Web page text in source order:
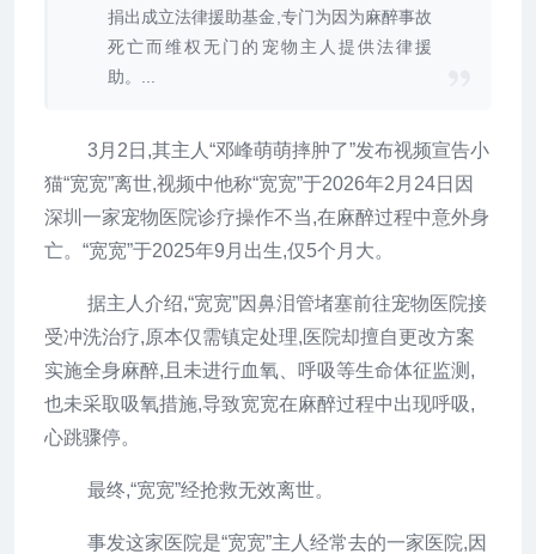
捐出成立法律援助基金,专门为因为麻醉事故
死亡而维权无门的宠物主人提供法律援
助。...
3月2日,其主人“邓峰萌萌摔肿了”发布视频宣告小
猫“宽宽”离世,视频中他称“宽宽”于2026年2月24日因
深圳一家宠物医院诊疗操作不当,在麻醉过程中意外身
亡。“宽宽”于2025年9月出生,仅5个月大。
据主人介绍,“宽宽”因鼻泪管堵塞前往宠物医院接
受冲洗治疗,原本仅需镇定处理,医院却擅自更改方案
实施全身麻醉,且未进行血氧、呼吸等生命体征监测,
也未采取吸氧措施,导致宽宽在麻醉过程中出现呼吸,
心跳骤停。
最终,“宽宽”经抢救无效离世。
事发这家医院是“宽宽”主人经常去的一家医院,因